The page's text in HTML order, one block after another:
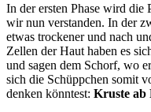
In der ersten Phase wird die
wir nun verstanden. In der
etwas trockener und nach
Zellen der Haut haben es
und sagen dem Schorf, wo
sich die Schüppchen somit
denken könntest: Kruste ab